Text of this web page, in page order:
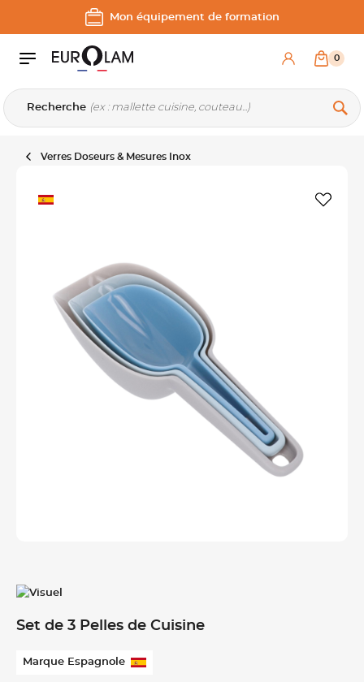
Aller au contenu
Aller à la navigation principale
Mon équipement de formation
Recherche
0
Verres Doseurs & Mesures Inox
Set de 3 Pelles de Cuisine
Marque Espagnole